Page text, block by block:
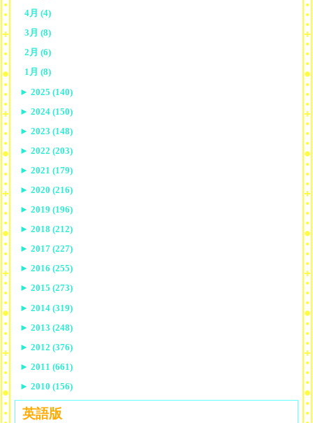
4月 (4)
3月 (8)
2月 (6)
1月 (8)
► 2025 (140)
► 2024 (150)
► 2023 (148)
► 2022 (203)
► 2021 (179)
► 2020 (216)
► 2019 (196)
► 2018 (212)
► 2017 (227)
► 2016 (255)
► 2015 (273)
► 2014 (319)
► 2013 (248)
► 2012 (376)
► 2011 (661)
► 2010 (156)
英語版